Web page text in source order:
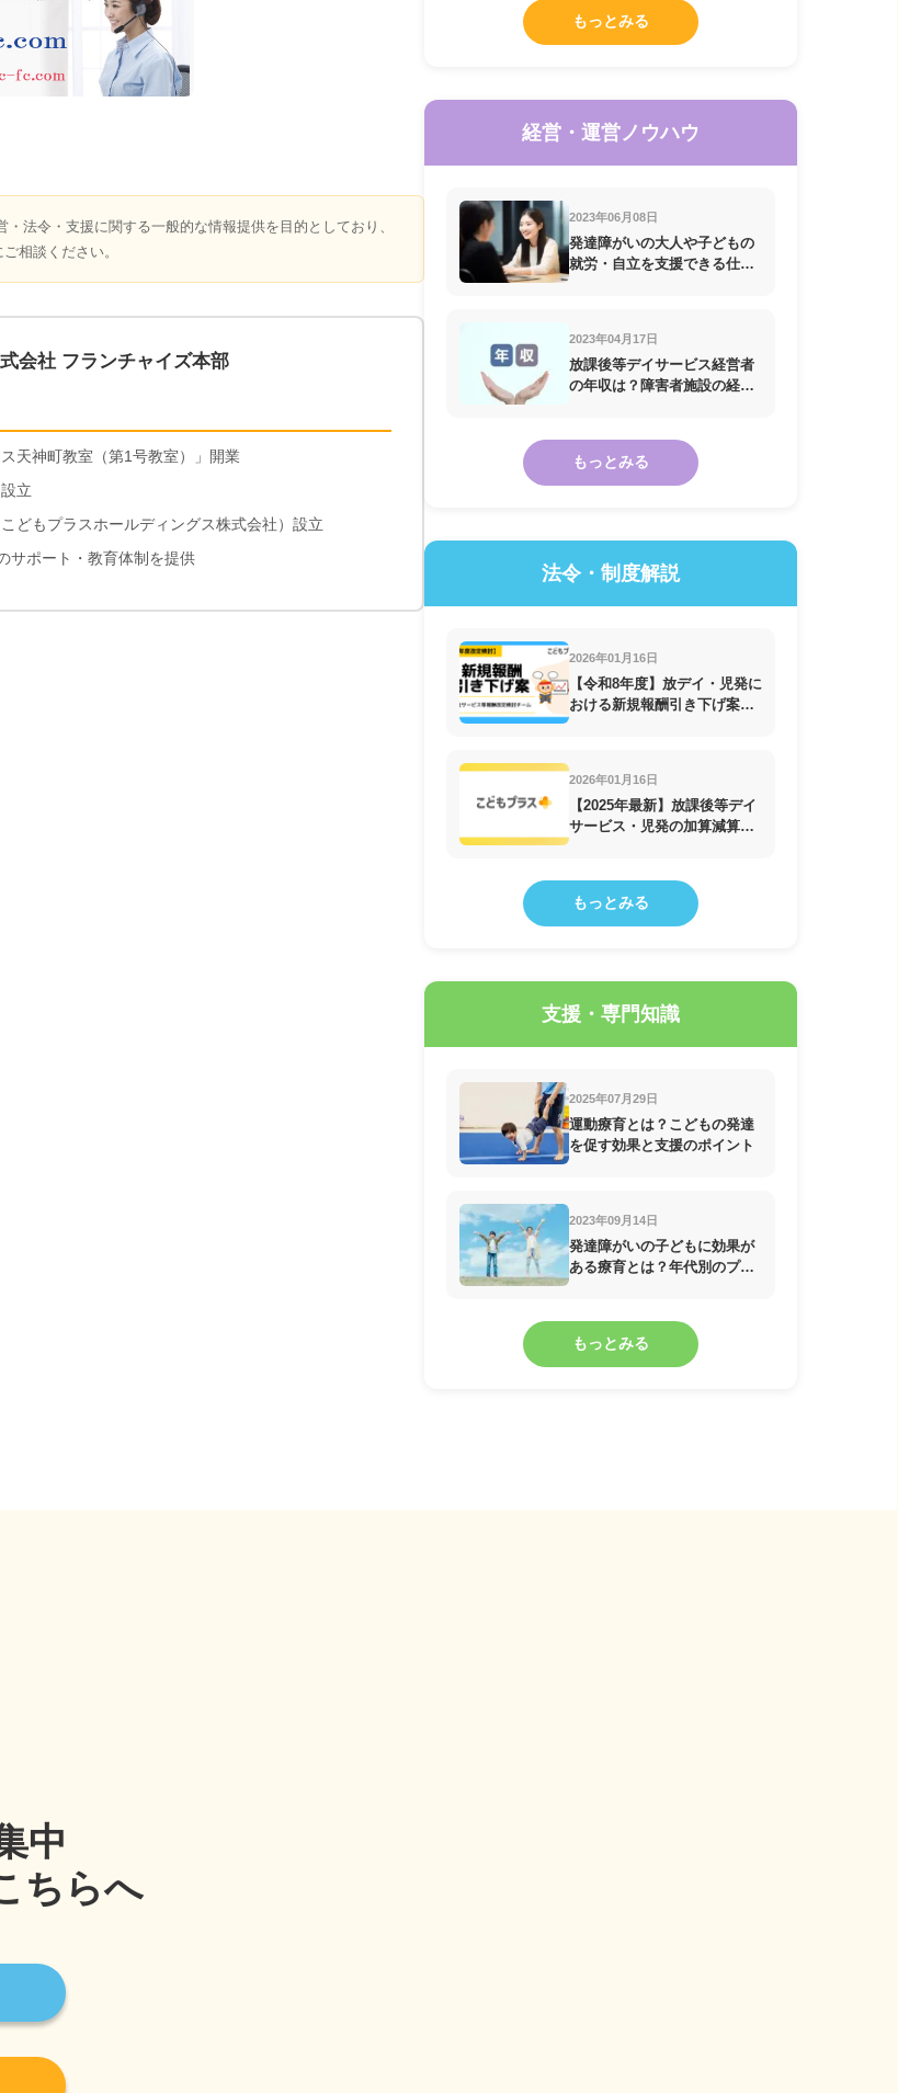
法令・支援に関する一般的な情報提供を目的としており、
相談ください。
会社 フランチャイズ本部
天神町教室（第1号教室）」開業
立
もプラスホールディングス株式会社）設立
ポート・教育体制を提供
もっとみる
経営・運営ノウハウ
2023年06月08日
発達障がいの大人や子どもの
就労・自立を支援できる仕事7
2023年04月17日
放課後等デイサービス経営者
の年収は？障害者施設の経営
もっとみる
法令・制度解説
2026年01月16日
【令和8年度】放デイ・児発に
おける新規報酬引き下げ案！
2026年01月16日
【2025年最新】放課後等デイ
サービス・児発の加算減算一
もっとみる
支援・専門知識
2025年07月29日
運動療育とは？こどもの発達
を促す効果と支援のポイント
2023年09月14日
発達障がいの子どもに効果が
ある療育とは？年代別のプロ
もっとみる
中
ちらへ